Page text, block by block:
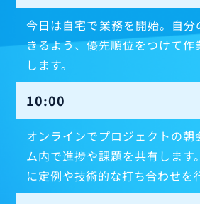
今日は自宅で業務を開始。自分
きるよう、優先順位をつけて作
します。
10:00
オンラインでプロジェクトの朝
ム内で進捗や課題を共有します
に定例や技術的な打ち合わせを